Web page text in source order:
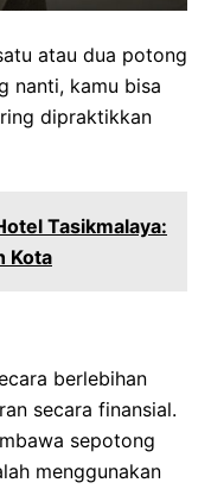
atau dua potong
nanti, kamu bisa
dipraktikkan
Tasikmalaya:
Kota
berlebihan
secara finansial.
sepotong
menggunakan